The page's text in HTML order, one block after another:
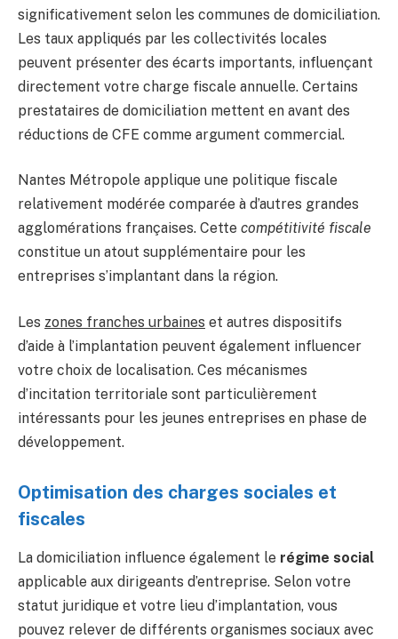
significativement selon les communes de domiciliation.
Les taux appliqués par les collectivités locales
peuvent présenter des écarts importants, influençant
directement votre charge fiscale annuelle. Certains
prestataires de domiciliation mettent en avant des
réductions de CFE comme argument commercial.
Nantes Métropole applique une politique fiscale
relativement modérée comparée à d’autres grandes
agglomérations françaises. Cette compétitivité fiscale
constitue un atout supplémentaire pour les
entreprises s’implantant dans la région.
Les zones franches urbaines et autres dispositifs
d’aide à l’implantation peuvent également influencer
votre choix de localisation. Ces mécanismes
d’incitation territoriale sont particulièrement
intéressants pour les jeunes entreprises en phase de
développement.
Optimisation des charges sociales et
fiscales
La domiciliation influence également le régime social
applicable aux dirigeants d’entreprise. Selon votre
statut juridique et votre lieu d’implantation, vous
pouvez relever de différents organismes sociaux avec